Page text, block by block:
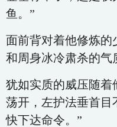
鱼。”
面前背对着他修炼的
和周身冰冷肃杀的气
犹如实质的威压随着
荡开，左护法垂首目
快下达命令。”